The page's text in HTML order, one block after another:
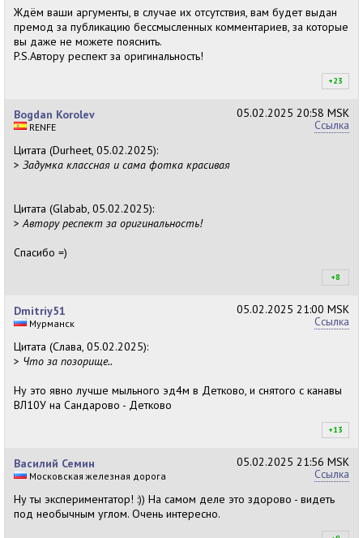
Ждём ваши аргументы, в случае их отсутствия, вам будет выдан
премод за публикацию бессмысленных комментариев, за которые
вы даже не можете пояснить.
P.S.Автору респект за оригинальность!
+23
05.02.2025 20:58 MSK
Ссылка
Bogdan Korolev
RENFE
Цитата (Durheet, 05.02.2025):
> Задумка классная и сама фотка красивая
Цитата (Glabab, 05.02.2025):
> Автору респект за оригинальность!
Спасибо =)
+8
05.02.2025 21:00 MSK
Ссылка
Dmitriy51
Мурманск
Цитата (Слава, 05.02.2025):
> Что за позорище..
Ну это явно лучше мыльного эд4м в Детково, и снятого с канавы
ВЛ10У на Сандарово - Детково
+13
05.02.2025 21:56 MSK
Ссылка
Василий Семин
Московская железная дорога
Ну ты экспериментатор! :)) На самом деле это здорово - видеть
под необычным углом. Очень интересно.